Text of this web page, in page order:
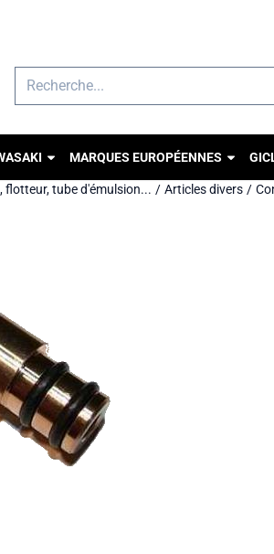
paramètres ou autorisez tous les cookies.
Rechercher
MARQUES EUROPÉENNES
flotteur, tube d'émulsion... / Articles divers /